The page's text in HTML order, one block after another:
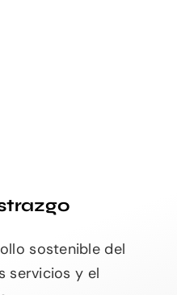
sostenible del
servicios y el